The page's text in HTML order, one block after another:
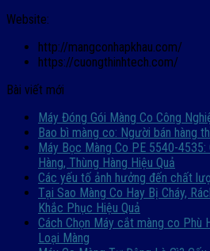
Website:
http://mangconhapkhau.com/
https://cuongthinhtech.com/
Bài viết mới
Máy Đóng Gói Màng Co Công
Bao bì màng co: Người bán hàng
Máy Bọc Màng Co PE 5540-
Hàng, Thùng Hàng Hiệu Quả
Các yếu tố ảnh hưởng đến chất
Tại Sao Màng Co Hay Bị Cháy,
Khắc Phục Hiệu Quả
Cách Chọn Máy cắt màng co Phù
Loại Màng